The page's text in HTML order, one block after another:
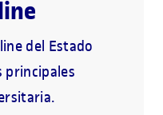
del Estado
principales